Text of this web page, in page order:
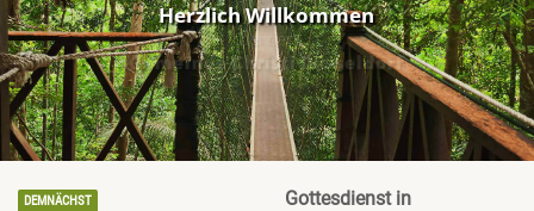
Herzlich Willkommen
Gemeinde Christi Düsseldorf
bei der
DEMNÄCHST
Gottesdienst in